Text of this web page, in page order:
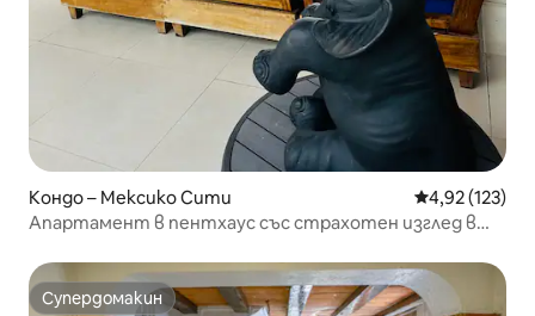
Кондо – Мексико Сити Средна
4,92 (123)
Апартамент в пентхаус със страхотен изглед в
Супердомакин
Супердомакин